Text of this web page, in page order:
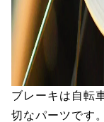
ブレーキは自転
切なパーツです